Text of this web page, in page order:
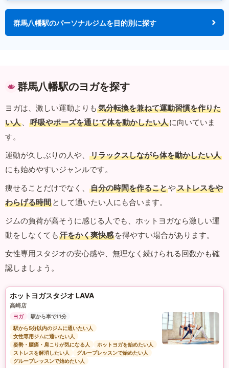
群馬八幡駅のパーソナルジムを目的別に探す
群馬八幡駅のヨガを探す
ヨガは、激しい運動よりも 気分転換を兼ねて運動習慣を作りた
い人 、 呼吸やポーズを通じて体を動かしたい人に向いていま
す。
運動が久しぶりの人や、
リラックスしながら体を動かしたい人
にも始めやすいジャンルです。
痩せることだけでなく、
自分の時間を作ることやストレスをや
わらげる時間 として通いたい人にも合います。
ジムの負荷が高そうに感じる人でも、ホットヨガなら激しい運
動をしなくても 汗をかく爽快感 を得やすい場合があります。
女性専用スタジオの安心感や、無理なく続けられる回数かも確
認しましょう。
ホットヨガスタジオ LAVA
高崎店
ヨガ
駅から車で11分
駅から5分以内のジムに通いたい人
女性専用ジムに通いたい人
姿勢・腰痛・肩こりが気になる人
ホットヨガを始めたい人
ストレスを解消したい人
グループレッスンで始めたい人
グループレッスンで始めたい人